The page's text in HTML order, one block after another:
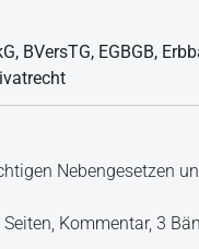
BVersTG, EGBGB,
Nebengesetzen
Kommentar, 3